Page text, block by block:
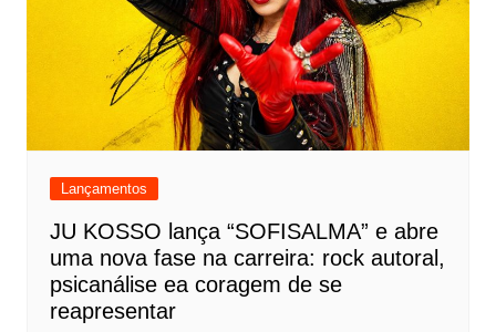
Lançamentos
JU KOSSO lança “SOFISALMA” e abre
uma nova fase na carreira: rock autoral,
psicanálise ea coragem de se
reapresentar